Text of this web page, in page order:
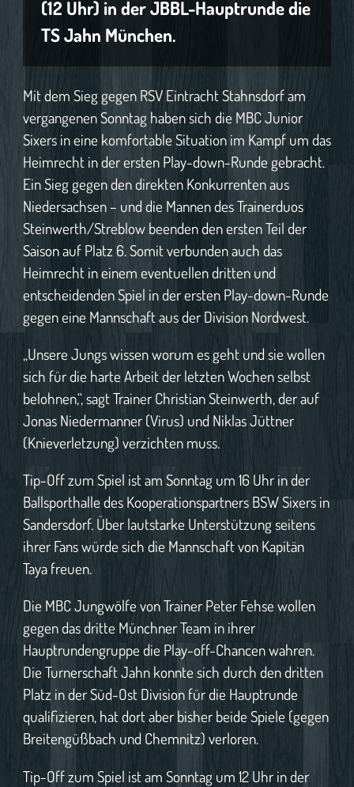
(12 Uhr) in der JBBL-Hauptrunde die
TS Jahn München.
Mit dem Sieg gegen RSV Eintracht Stahnsdorf am
vergangenen Sonntag haben sich die MBC Junior
Sixers in eine komfortable Situation im Kampf um das
Heimrecht in der ersten Play-down-Runde gebracht.
Ein Sieg gegen den direkten Konkurrenten aus
Niedersachsen – und die Mannen des Trainerduos
Steinwerth/Streblow beenden den ersten Teil der
Saison auf Platz 6. Somit verbunden auch das
Heimrecht in einem eventuellen dritten und
entscheidenden Spiel in der ersten Play-down-Runde
gegen eine Mannschaft aus der Division Nordwest.
„Unsere Jungs wissen worum es geht und sie wollen
sich für die harte Arbeit der letzten Wochen selbst
belohnen,“, sagt Trainer Christian Steinwerth, der auf
Jonas Niedermanner (Virus) und Niklas Jüttner
(Knieverletzung) verzichten muss.
Tip-Off zum Spiel ist am Sonntag um 16 Uhr in der
Ballsporthalle des Kooperationspartners BSW Sixers in
Sandersdorf. Über lautstarke Unterstützung seitens
ihrer Fans würde sich die Mannschaft von Kapitän
Taya freuen.
Die MBC Jungwölfe von Trainer Peter Fehse wollen
gegen das dritte Münchner Team in ihrer
Hauptrundengruppe die Play-off-Chancen wahren.
Die Turnerschaft Jahn konnte sich durch den dritten
Platz in der Süd-Ost Division für die Hauptrunde
qualifizieren, hat dort aber bisher beide Spiele (gegen
Breitengüßbach und Chemnitz) verloren.
Tip-Off zum Spiel ist am Sonntag um 12 Uhr in der